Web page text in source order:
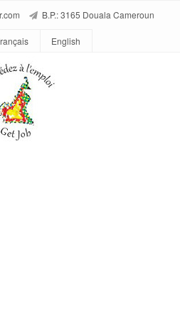
B.P.: 3165 Douala Cameroun
English